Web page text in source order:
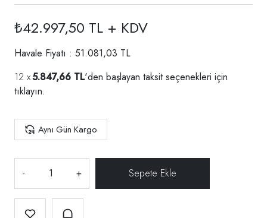
₺42.997,50 TL + KDV
Havale Fiyatı : 51.081,03 TL
5.847,66 TL'den başlayan taksit seçenekleri için
tıklayın.
Aynı Gün Kargo
- +